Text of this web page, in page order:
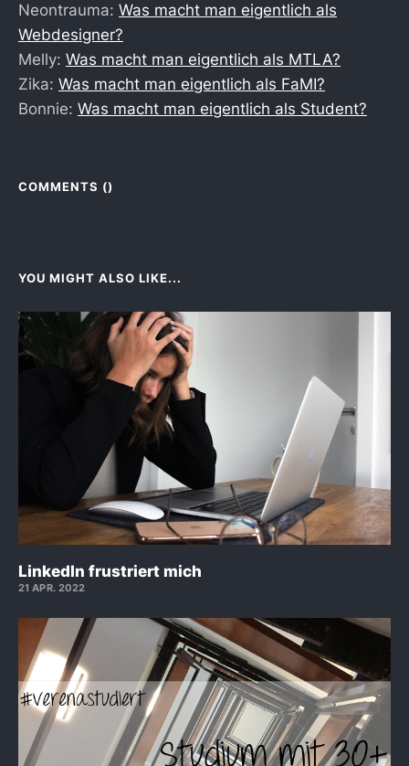
Neontrauma: Was macht man eigentlich als
Webdesigner?
Melly: Was macht man eigentlich als MTLA?
Zika: Was macht man eigentlich als FaMI?
Bonnie: Was macht man eigentlich als Student?
COMMENTS ()
YOU MIGHT ALSO LIKE...
LinkedIn frustriert mich
21 APR. 2022